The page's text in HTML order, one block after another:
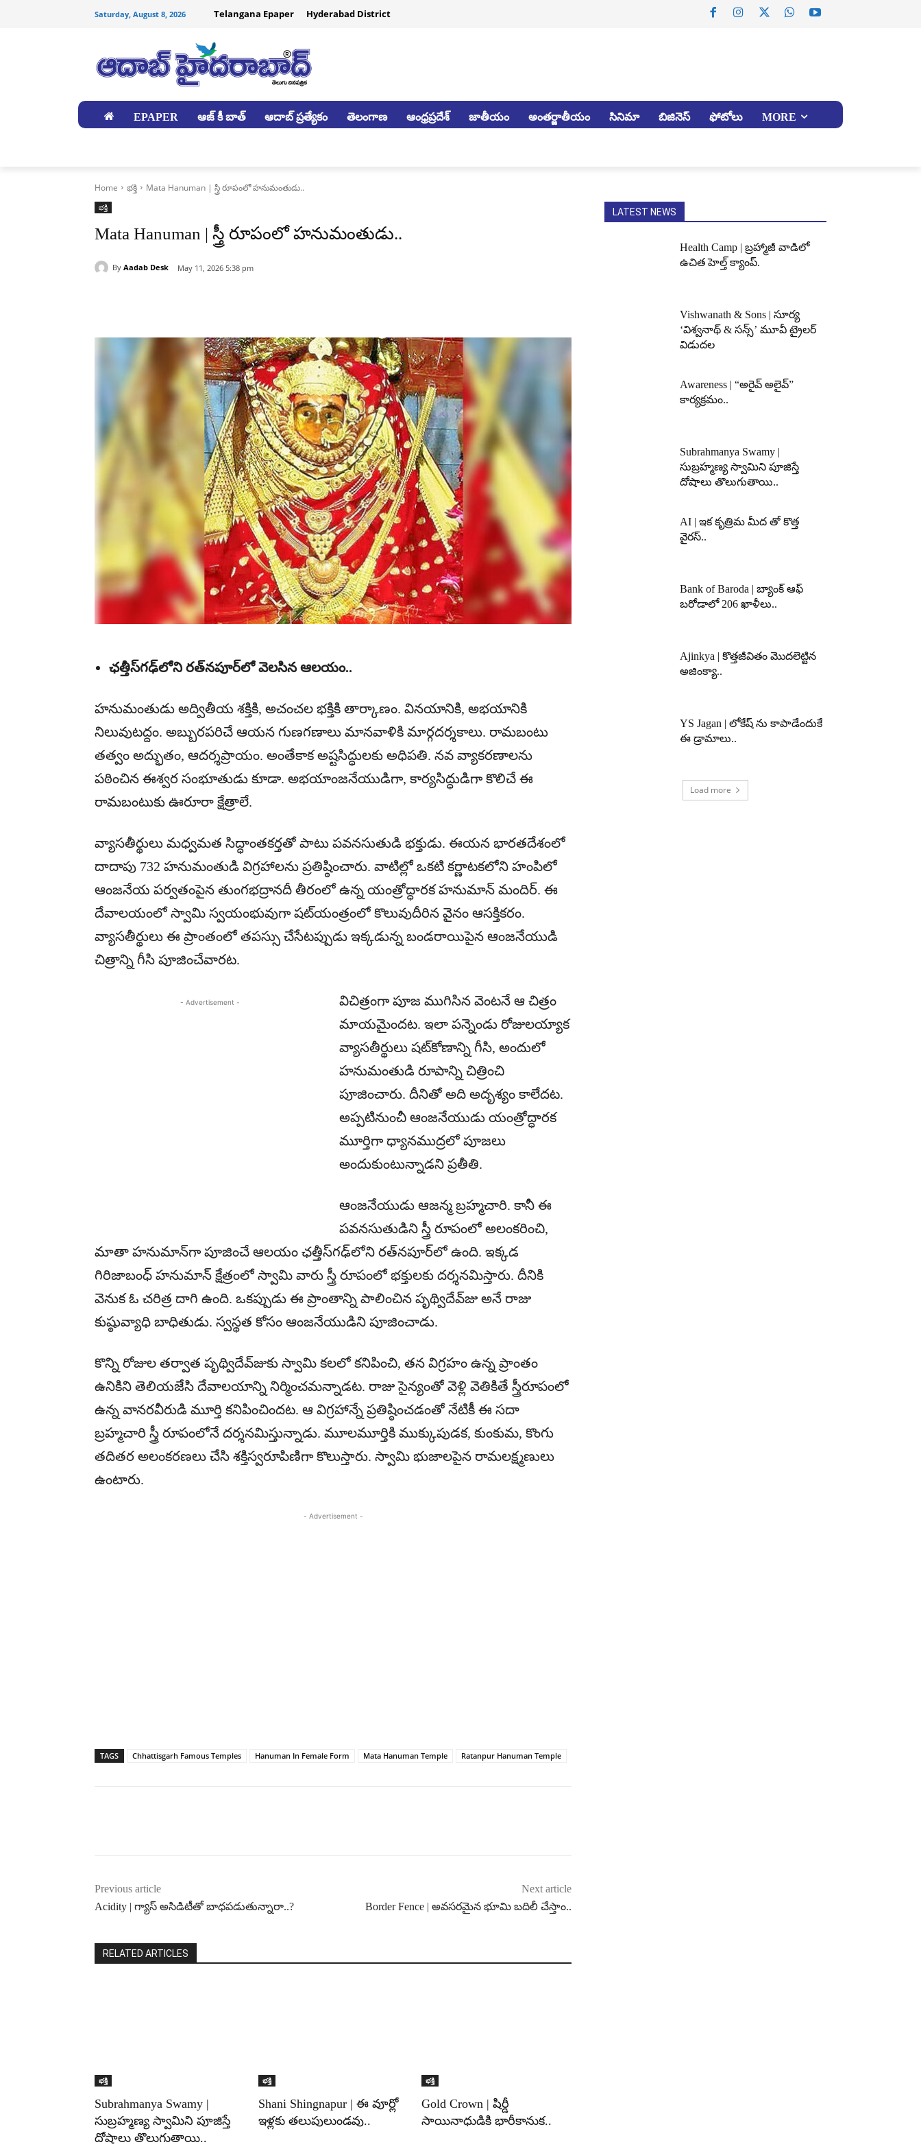
Saturday, August 8, 2026 Telangana Epaper Hyderabad District
EPAPER ఆజ్ కీ బాత్ ఆదాబ్ ప్రత్యేకం తెలంగాణ ఆంధ్రప్రదేశ్ జాతీయం అంతర్జాతీయం సినిమా బిజినెస్ ఫోటోలు MORE
Home భక్తి Mata Hanuman | స్త్రీ రూపంలో హనుమంతుడు..
భక్తి
Mata Hanuman | స్త్రీ రూపంలో హనుమంతుడు..
By Aadab Desk May 11, 2026 5:38 pm
ఛత్తీస్​గఢ్​లోని రత్​నపూర్​లో వెలసిన ఆలయం..
హనుమంతుడు అద్వితీయ శక్తికి, అచంచల భక్తికి తార్కాణం. వినయానికి, అభయానికి
నిలువుటద్దం. అబ్బురపరిచే ఆయన గుణగణాలు మానవాళికి మార్గదర్శకాలు. రామబంటు
తత్వం అద్భుతం, ఆదర్శప్రాయం. అంతేకాక అష్టసిద్ధులకు అధిపతి. నవ వ్యాకరణాలను
పఠించిన ఈశ్వర సంభూతుడు కూడా. అభయాంజనేయుడిగా, కార్యసిద్ధుడిగా కొలిచే ఈ
రామబంటుకు ఊరూరా క్షేత్రాలే.
వ్యాసతీర్థులు మధ్వమత సిద్ధాంతకర్తతో పాటు పవనసుతుడి భక్తుడు. ఈయన భారతదేశంలో
దాదాపు 732 హనుమంతుడి విగ్రహాలను ప్రతిష్ఠించారు. వాటిల్లో ఒకటి కర్ణాటకలోని హంపిలో
ఆంజనేయ పర్వతంపైన తుంగభద్రానదీ తీరంలో ఉన్న యంత్రోద్ధారక హనుమాన్‌ మందిర్‌. ఈ
దేవాలయంలో స్వామి స్వయంభువుగా షట్‌యంత్రంలో కొలువుదీరిన వైనం ఆసక్తికరం.
వ్యాసతీర్థులు ఈ ప్రాంతంలో తపస్సు చేసేటప్పుడు ఇక్కడున్న బండరాయిపైన ఆంజనేయుడి
చిత్రాన్ని గీసి పూజించేవారట.
- Advertisement -
విచిత్రంగా పూజ ముగిసిన వెంటనే ఆ చిత్రం
మాయమైందట. ఇలా పన్నెండు రోజులయ్యాక
వ్యాసతీర్థులు షట్‌కోణాన్ని గీసి, అందులో
హనుమంతుడి రూపాన్ని చిత్రించి
పూజించారు. దీనితో అది అదృశ్యం కాలేదట.
అప్పటినుంచీ ఆంజనేయుడు యంత్రోద్ధారక
మూర్తిగా ధ్యానముద్రలో పూజలు
అందుకుంటున్నాడని ప్రతీతి.
ఆంజనేయుడు ఆజన్మ బ్రహ్మచారి. కానీ ఈ
పవనసుతుడిని స్త్రీ రూపంలో అలంకరించి,
మాతా హనుమాన్‌గా పూజించే ఆలయం ఛత్తీస్​గఢ్​లోని రత్​నపూర్​లో ఉంది. ఇక్కడ
గిరిజాబంధ్ హనుమాన్ క్షేత్రంలో స్వామి వారు స్త్రీ రూపంలో భక్తులకు దర్శనమిస్తారు. దీనికి
వెనుక ఓ చరిత్ర దాగి ఉంది. ఒకప్పుడు ఈ ప్రాంతాన్ని పాలించిన పృథ్విదేవ్‌జు అనే రాజు
కుష్ఠువ్యాధి బాధితుడు. స్వస్థత కోసం ఆంజనేయుడిని పూజించాడు.
కొన్ని రోజుల తర్వాత పృథ్విదేవ్​జుకు స్వామి కలలో కనిపించి, తన విగ్రహం ఉన్న ప్రాంతం
ఉనికిని తెలియజేసి దేవాలయాన్ని నిర్మించమన్నాడట. రాజు సైన్యంతో వెళ్లి వెతికితే స్త్రీరూపంలో
ఉన్న వానరవీరుడి మూర్తి కనిపించిందట. ఆ విగ్రహాన్నే ప్రతిష్ఠించడంతో నేటికీ ఈ సదా
బ్రహ్మచారి స్త్రీ రూపంలోనే దర్శనమిస్తున్నాడు. మూలమూర్తికి ముక్కుపుడక, కుంకుమ, కొంగు
తదితర అలంకరణలు చేసి శక్తిస్వరూపిణిగా కొలుస్తారు. స్వామి భుజాలపైన రామలక్ష్మణులు
ఉంటారు.
- Advertisement -
TAGS Chhattisgarh Famous Temples Hanuman In Female Form Mata Hanuman Temple Ratanpur Hanuman Temple
Previous article
Acidity | గ్యాస్ అసిడిటీతో బాధపడుతున్నారా..?
Next article
Border Fence | అవసరమైన భూమి బదిలీ చేస్తాం..
RELATED ARTICLES
భక్తి
Subrahmanya Swamy |
సుబ్రహ్మణ్య స్వామిని పూజిస్తే
దోషాలు తొలుగుతాయి..
భక్తి
Shani Shingnapur | ఈ వూర్లో
ఇళ్లకు తలుపులుండవు..
భక్తి
Gold Crown | షిర్డీ
సాయినాధుడికి భారీకానుక..
LATEST NEWS
Health Camp | బ్రహ్మాజీ వాడిలో
ఉచిత హెల్త్ క్యాంప్.
Vishwanath & Sons | సూర్య
‘విశ్వనాథ్ & సన్స్’ మూవీ ట్రైలర్
విడుదల
Awareness | “అరైవ్ అలైవ్”
కార్యక్రమం..
Subrahmanya Swamy |
సుబ్రహ్మణ్య స్వామిని పూజిస్తే
దోషాలు తొలుగుతాయి..
AI | ఇక కృత్రిమ మీద తో కొత్త
వైరస్..
Bank of Baroda | బ్యాంక్‌ ఆఫ్‌
బరోడాలో 206 ఖాళీలు..
Ajinkya | కొత్తజీవితం మొదలెట్టిన
అజింక్యా..
YS Jagan | లోకేష్ ను కాపాడేందుకే
ఈ డ్రామాలు..
Load more